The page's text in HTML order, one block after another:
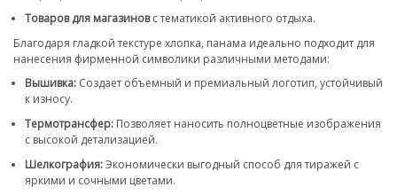
Товаров для магазинов с тематикой активного отдыха.
Благодаря гладкой текстуре хлопка, панама идеально подходит для
нанесения фирменной символики различными методами:
Вышивка: Создает объемный и премиальный логотип, устойчивый
к износу.
Термотрансфер: Позволяет наносить полноцветные изображения
с высокой детализацией.
Шелкография:Экономически выгодный способ для тиражей с
яркими и сочными цветами.